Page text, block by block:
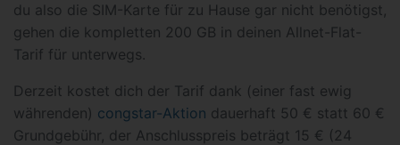
du also die SIM-Karte für zu Hause gar nicht benötigst,
gehen die kompletten 200 GB in deinen Allnet-Flat-
Tarif für unterwegs.
Derzeit kostet dich der Tarif dank (einer fast ewig
währenden) congstar-Aktion dauerhaft 50 € statt 60 €
Grundgebühr, der Anschlusspreis beträgt 15 € (24